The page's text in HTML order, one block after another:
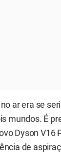
ar era se
mundos. É
Dyson V16
de